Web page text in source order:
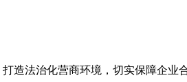
造法治化营商环境，切实保障企业